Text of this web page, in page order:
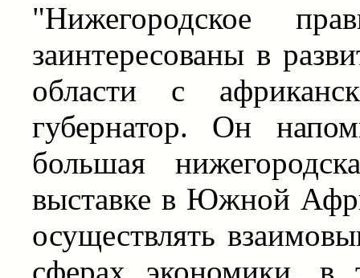
"Нижегородское
заинтересованы в
области с
губернатор. Он
большая
выставке в Южной
осуществлять